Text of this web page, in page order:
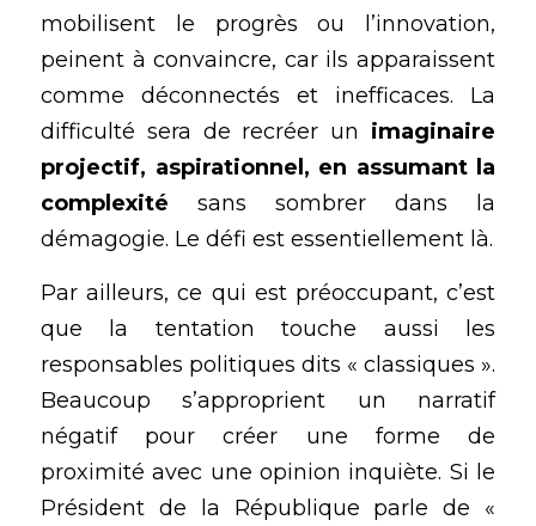
mobilisent le progrès ou l’innovation,
peinent à convaincre, car ils apparaissent
comme déconnectés et inefficaces. La
difficulté sera de recréer un imaginaire
projectif, aspirationnel, en assumant la
complexité sans sombrer dans la
démagogie. Le défi est essentiellement là.
Par ailleurs, ce qui est préoccupant, c’est
que la tentation touche aussi les
responsables politiques dits « classiques ».
Beaucoup s’approprient un narratif
négatif pour créer une forme de
proximité avec une opinion inquiète. Si le
Président de la République parle de «